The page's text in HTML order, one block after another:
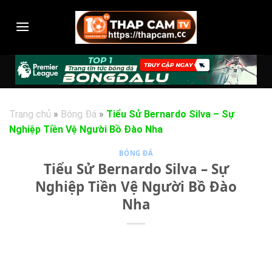
dung
Trang chủ » Bóng Đá » Tiểu Sử Bernardo Silva – Sự
Nghiệp Tiền Vệ Người Bồ Đào Nha
BÓNG ĐÁ
Tiểu Sử Bernardo Silva – Sự
Nghiệp Tiền Vệ Người Bồ Đào
Nha